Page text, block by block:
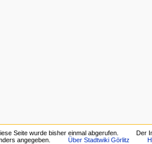
Seite wurde bisher einmal abgerufen. Der
angegeben.
Über Stadtwiki Görlitz